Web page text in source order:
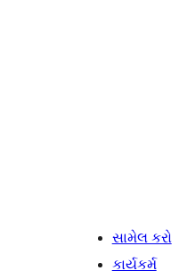
સામેલ કરો
કાર્યકર્મ